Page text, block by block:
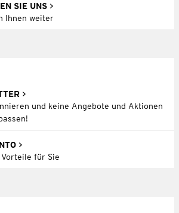
SIE UNS
Ihnen weiter
und keine Angebote und Aktionen
Vorteile für Sie